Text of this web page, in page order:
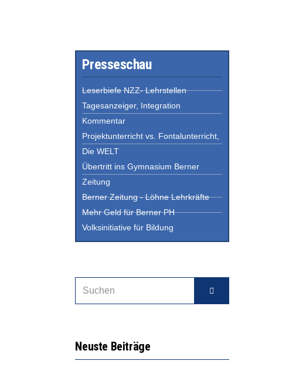
Presseschau
Leserbiefe NZZ- Lehrstellen
Tagesanzeiger, Integration
Kommentar
Projektunterricht vs. Fontalunterricht,
Die WELT
Übertritt ins Gymnasium Berner
Zeitung
Berner Zeitung - Löhne Lehrkräfte
Mehr Geld für Berner PH
Volksinitiative für Bildung
Neuste Beiträge